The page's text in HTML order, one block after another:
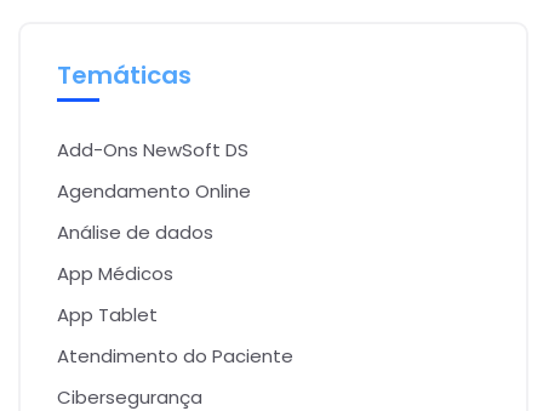
Temáticas
Add-Ons NewSoft DS
Agendamento Online
Análise de dados
App Médicos
App Tablet
Atendimento do Paciente
Cibersegurança